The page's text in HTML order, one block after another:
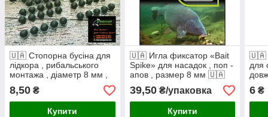
🇺🇦 Стопорна бусіна для
лідкора , рибальського
монтажа , діаметр 8 мм ,
колір хакі-зелений 🇺🇦
8,50 ₴
Купити
🇺🇦 Игла фиксатор «Bait
Spike» для насадок , поп -
апов , размер 8 мм 🇺🇦
39,50₴/упаковка
Купити
🇺🇦
для
6 ₴